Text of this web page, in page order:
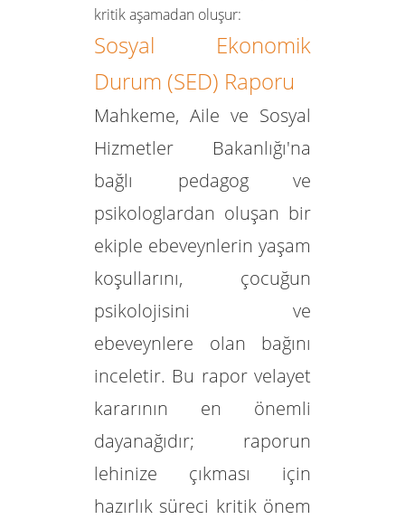
kritik aşamadan oluşur:
Sosyal Ekonomik
Durum (SED) Raporu
Mahkeme, Aile ve Sosyal
Hizmetler Bakanlığı'na
bağlı pedagog ve
psikologlardan oluşan bir
ekiple ebeveynlerin yaşam
koşullarını, çocuğun
psikolojisini ve
ebeveynlere olan bağını
inceletir. Bu rapor velayet
kararının en önemli
dayanağıdır; raporun
lehinize çıkması için
hazırlık süreci kritik önem